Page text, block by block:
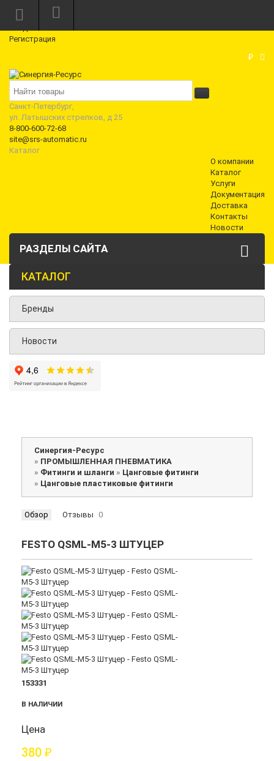
Режим работы: Пн—Пт: 10:00—18:00
Регистрация
₽
Санкт-Петербург,
ул. Латышских стрелков, д 25
8-800-600-72-68
site@srs-automatic.ru
Каталог
О компании
Каталог
Услуги
Документация
Доставка
Контакты
Новости
РАЗДЕЛЫ САЙТА
КАТАЛОГ
Бренды
Новости
Синергия-Ресурс
» ПРОМЫШЛЕННАЯ ПНЕВМАТИКА
» Фитинги и шланги » Цанговые фитинги
» Цанговые пластиковые фитинги
Обзор Отзывы 0
FESTO QSML-M5-3 ШТУЦЕР
153331
В НАЛИЧИИ
Цена
380 ₽